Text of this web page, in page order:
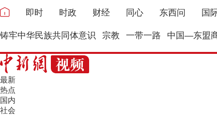
即时 时政 财经 同心 东西问 国
铸牢中华民族共同体意识 宗教 一带一路 中国—东盟
最新
热点
国内
社会